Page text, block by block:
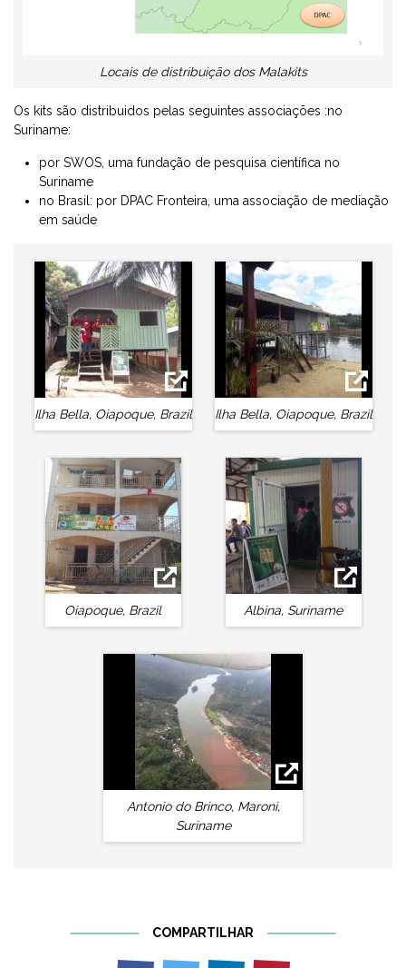
Locais de distribuição dos Malakits
Os kits são distribuidos pelas seguintes associações :no
Suriname:
por SWOS, uma fundação de pesquisa científica no
Suriname
no Brasil: por DPAC Fronteira, uma associação de mediação
em saúde
Ilha Bella, Oiapoque, Brazil Ilha Bella, Oiapoque, Brazil
Oiapoque, Brazil Albina, Suriname
Antonio do Brinco, Maroni,
Suriname
COMPARTILHAR